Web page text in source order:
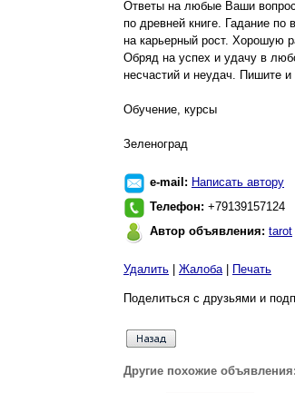
Ответы на любые Ваши
по древней книге. Гадание
на карьерный рост. Хорошую
Обряд на успех и удачу в
несчастий и неудач. Пишите
Обучение, курсы
Зеленоград
e-mail: Написать автору
Телефон: +79139157124
Автор объявления: tarot
Удалить Жалоба| Печать
Поделиться с друзьями и
Другие похожие объявления: